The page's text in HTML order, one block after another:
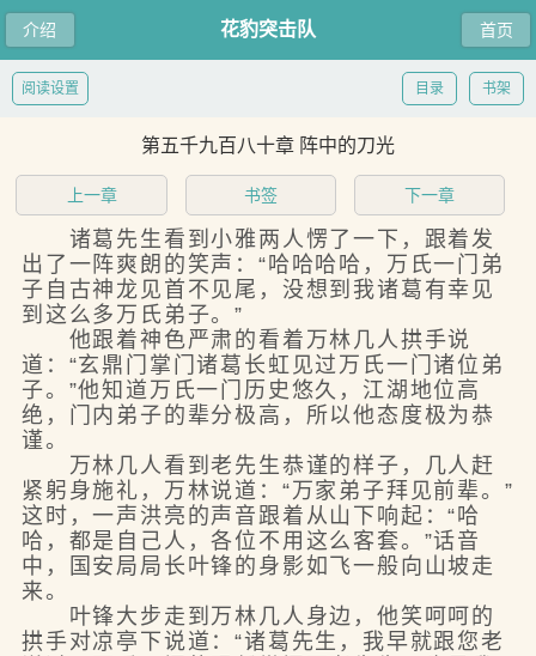
介绍 首页
花豹突击队
书架
目录
阅读设置
第五千九百八十章 阵中的刀光
上一章 书签 下一章
诸葛先生看到小雅两人愣了一下，跟着发
出了一阵爽朗的笑声：“哈哈哈哈，万氏一门弟
子自古神龙见首不见尾，没想到我诸葛有幸见
到这么多万氏弟子。”
他跟着神色严肃的看着万林几人拱手说
道：“玄鼎门掌门诸葛长虹见过万氏一门诸位弟
子。”他知道万氏一门历史悠久，江湖地位高
绝，门内弟子的辈分极高，所以他态度极为恭
谨。
万林几人看到老先生恭谨的样子，几人赶
紧躬身施礼，万林说道：“万家弟子拜见前辈。”
这时，一声洪亮的声音跟着从山下响起：“哈
哈，都是自己人，各位不用这么客套。”话音
中，国安局局长叶锋的身影如飞一般向山坡走
来。
叶锋大步走到万林几人身边，他笑呵呵的
拱手对凉亭下说道：“诸葛先生，我早就跟您老